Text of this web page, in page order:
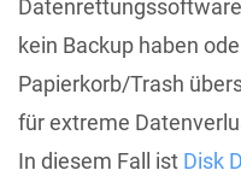
kein Backup haben
Papierkorb/Trash
für extreme
In diesem Fall ist Disk